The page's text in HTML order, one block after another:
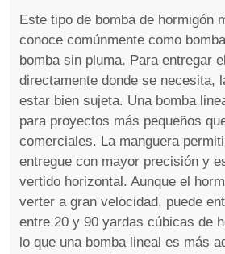
Este tipo de bomba de hormigón
conoce comúnmente como
bomba sin pluma. Para entregar
directamente donde se necesita,
estar bien sujeta. Una bomba
para proyectos más pequeños
comerciales. La manguera
entregue con mayor precisión y
vertido horizontal. Aunque el
verter a gran velocidad, puede
entre 20 y 90 yardas cúbicas de
lo que una bomba lineal es más